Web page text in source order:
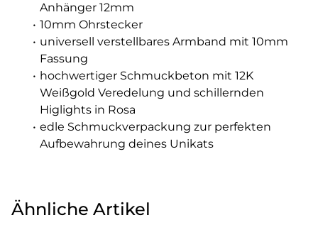
Anhänger 12mm
10mm Ohrstecker
universell verstellbares Armband mit 10mm
Fassung
hochwertiger Schmuckbeton mit 12K
Weißgold Veredelung und schillernden
Higlights in Rosa
edle Schmuckverpackung zur perfekten
Aufbewahrung deines Unikats
Ähnliche Artikel